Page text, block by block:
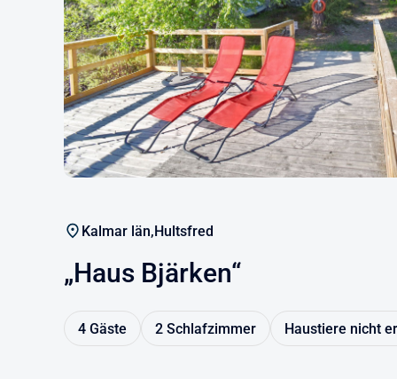
Kalmar län,Hultsfred
„Haus Bjärken“
4 Gäste 2 Schlafzimmer Haustiere nicht